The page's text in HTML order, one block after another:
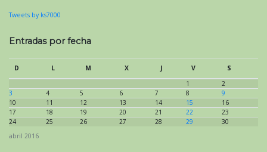
Tweets by ks7000
Entradas por fecha
abril 2016
D L M X J V
S
1
2
3
4 5 6 7 8
9
10
11 12 13 14 15
16
17
18 19 20 21 22
23
24
25 26 27 28 29 30